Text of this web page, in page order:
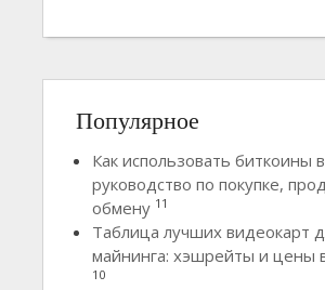
Популярное
Как использовать биткоины
руководство по покупке,
обмену 11
Таблица лучших видеокарт
майнинга: хэшрейты и цены
10